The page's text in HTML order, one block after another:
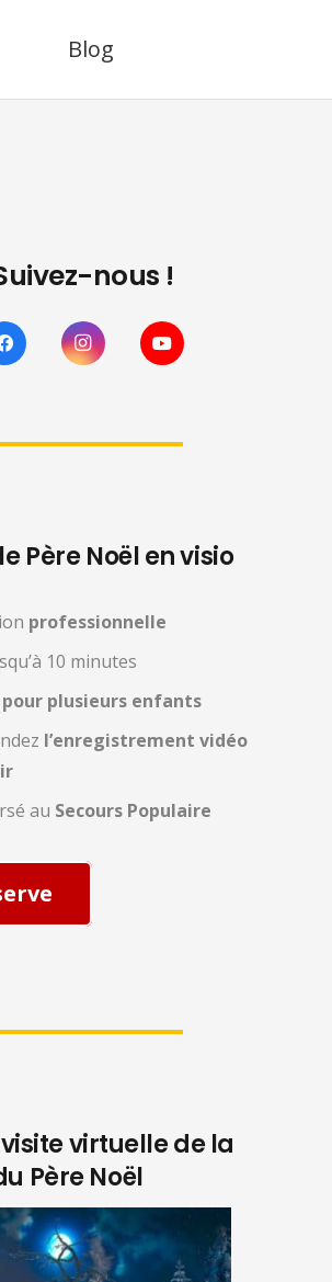
Blog
nous !
Père Noël en visio
professionnelle
10 minutes
pour plusieurs enfants
l’enregistrement vidéo
au Secours Populaire
virtuelle de la
Père Noël